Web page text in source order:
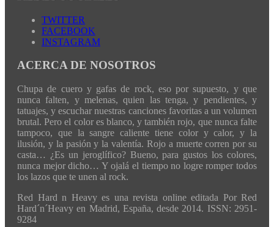
TWITTER
FACEBOOK
INSTAGRAM
ACERCA DE NOSOTROS
Chupa de cuero y gafas de rock, eso por supuesto, y que
nunca falten, y melenas, quien las tenga, y pendientes, y
tatuajes, y escuchar nuestras canciones favoritas a un volumen
brutal. Pero el color es blanco, y también rojo, que nunca falte
tampoco, que la sangre caliente tiene color y calor, y la
ilusión, y la pasión y la valentía. Rojo a muerte corren por su
casta… ¿Es un jeroglífico? Bueno, para gustos los colores,
nunca mejor dicho… Y ojalá el tiempo no logre romper todos
los lazos que te unen al rock.
Red Hard n Heavy es una revista online editada Por Red
Hard´n´Heavy en Madrid, España, desde 2014. ISSN: 2951-
9284